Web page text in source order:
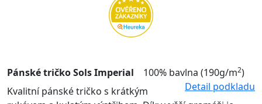
Pánské tričko Sols Imperial 100% bavlna (190g/m2)
Detail podkladu
Kvalitní pánské tričko s krátkým